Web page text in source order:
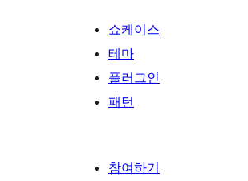
쇼케이스
테마
플러그인
패턴
참여하기